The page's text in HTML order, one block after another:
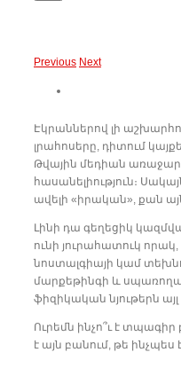
Previous Next
Էկրաններով լի
լրահոսերը, դիտում
Թվային մեդիան
հասանելիություն։
ավելի «իրական», քան
Լինի դա գեղեցիկ
ունի յուրահատուկ
նոստալգիայի կամ
մարքեթինգի և
ֆիզիկական նյութերն
Ուրեմն ինչո՞ւ է
է այն բանում, թե